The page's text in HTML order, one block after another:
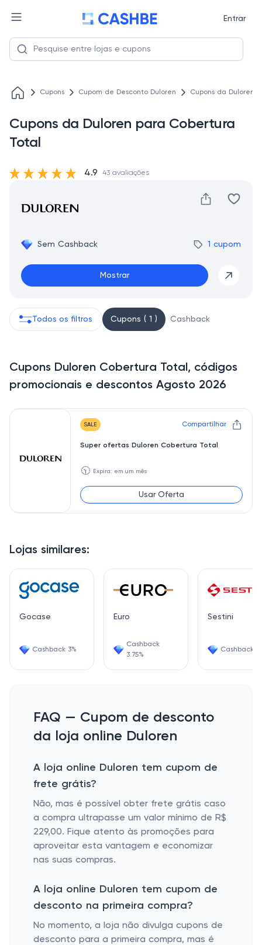
Entrar
Cupons Cupom de Desconto Duloren Cupons da Duloren
Cupons da Duloren para Cobertura
Total
Sem Cashback 1 cupom
Mostrar
4.9 43 avaliações
Lojas similares:
Gocase
Cashback 3%
Euro
Cashback
3.75%
Sestini
Cashback
Todos os filtros Cupons ( 1 ) Cashback
Cupons Duloren Cobertura Total, códigos
promocionais e descontos Agosto 2026
SALE Compartilhar
Super ofertas Duloren Cobertura Total
🕥 Expira: em um mês
Usar Oferta
FAQ — Cupom de desconto
da loja online Duloren
A loja online Duloren tem cupom de
frete grátis?
Não, mas é possível obter frete grátis caso
a compra ultrapasse um valor mínimo de R$
229,00. Fique atento às promoções para
aproveitar esta vantagem e economizar
nas suas compras.
A loja online Duloren tem cupom de
desconto na primeira compra?
No momento, a loja não divulga cupons de
desconto para a primeira compra, mas é